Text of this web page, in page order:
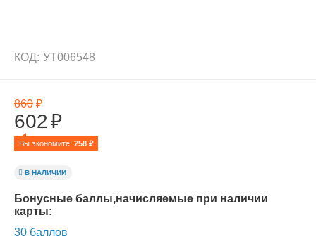
КОД: УТ006548
860 ₽
602₽
Вы экономите: 258 ₽
В НАЛИЧИИ
Бонусные баллы,начисляемые при наличии
карты:
30 баллов